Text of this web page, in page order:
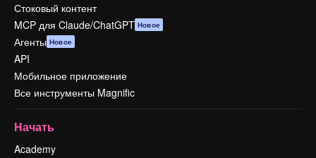
Стоковый контент
MCP для Claude/ChatGPT Новое
Агенты Новое
API
Мобильное приложение
Все инструменты Magnific
Начать
Academy